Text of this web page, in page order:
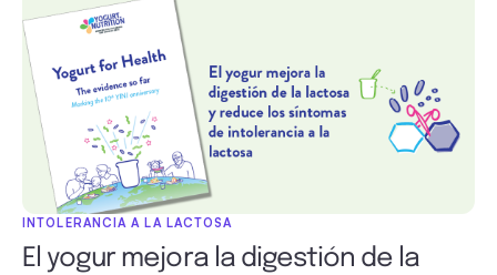
INTOLERANCIA A LA LACTOSA
El yogur mejora la digestión de la